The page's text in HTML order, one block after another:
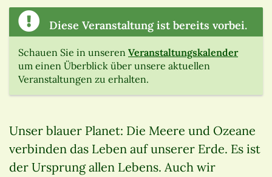
Diese Veranstaltung ist bereits vorbei.
Schauen Sie in unseren Veranstaltungskalender
um einen Überblick über unsere aktuellen
Veranstaltungen zu erhalten.
Unser blauer Planet: Die Meere und Ozeane
verbinden das Leben auf unserer Erde. Es ist
der Ursprung allen Lebens. Auch wir